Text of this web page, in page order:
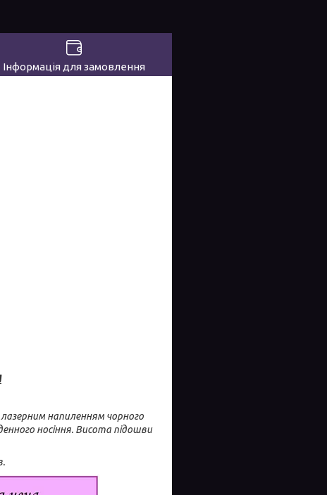
Інформація для замовлення
напиленням чорного
носіння. Висота підошви